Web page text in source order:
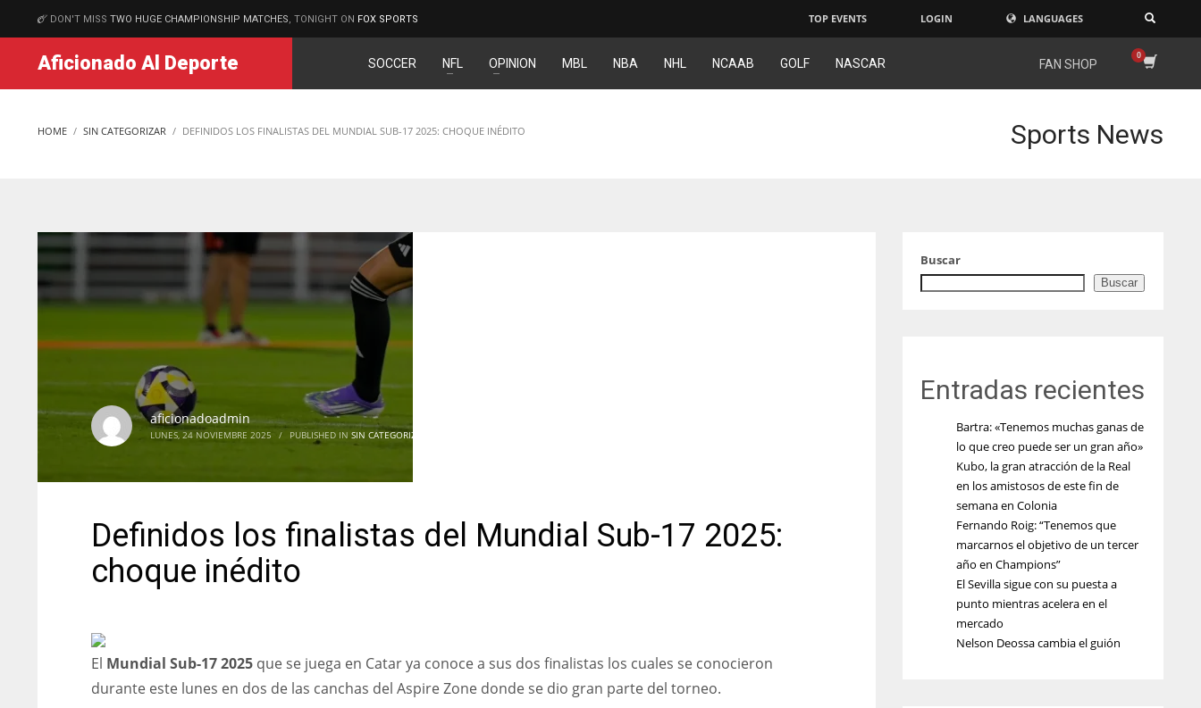
MATCHES
DON'T MISS TWO HUGE CHAMPIONSHIP MATCHES , TONIGHT ON FOX SPORTS TOP EVENTS LOGIN LANGUAGES
Aficionado Al Deporte SOCCER NFL OPINION MBL NBA NHL NCAAB GOLF NASCAR FAN SHOP
HOME SIN CATEGORIZAR DEFINIDOS LOS FINALISTAS DEL MUNDIAL SUB-17 2025: CHOQUE INÉDITO Sports News
aficionadoadmin
LUNES, 24 NOVIEMBRE 2025 / PUBLISHED IN SIN CATEGORIZAR
Definidos los finalistas del Mundial Sub-17 2025:
choque inédito
El Mundial Sub-17 2025 que se juega en Catar ya conoce a sus dos finalistas los cuales se conocieron
durante este lunes en dos de las canchas del Aspire Zone donde se dio gran parte del torneo.
Buscar
Buscar
Entradas recientes
Bartra: «Tenemos muchas ganas de
lo que creo puede ser un gran año»
Kubo, la gran atracción de la Real
en los amistosos de este fin de
semana en Colonia
Fernando Roig: “Tenemos que
marcarnos el objetivo de un tercer
año en Champions”
El Sevilla sigue con su puesta a
punto mientras acelera en el
mercado
Nelson Deossa cambia el guión